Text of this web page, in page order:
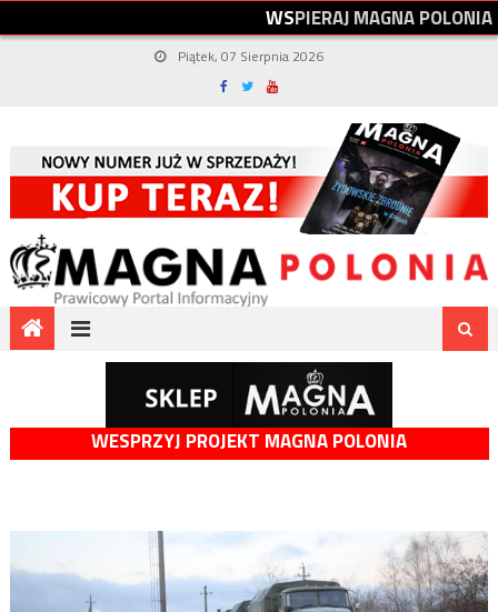
WSPIERAJMAGNAPOLONIA
Piątek, 07 Sierpnia 2026
WESPRZYJ PROJEKT MAGNA POLONIA